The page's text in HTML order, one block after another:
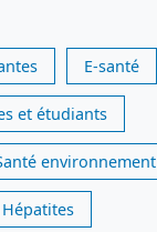
E-santé
et étudiants
environnement